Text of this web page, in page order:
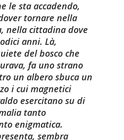
le sta accadendo,
tornare nella
nella cittadina dove
anni. Là,
del bosco che
fa uno strano
un albero sbuca un
i cui magnetici
esercitano su di
tanto
enigmatica.
sembra